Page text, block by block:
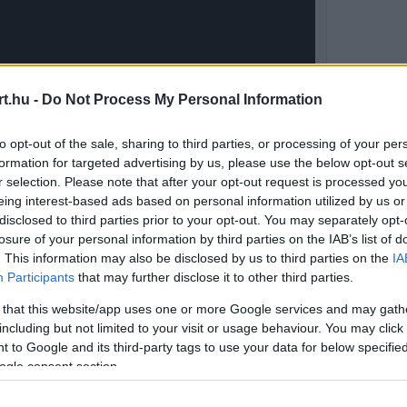
- Do Not Process My Personal Information
opt-out of the sale, sharing to third parties, or processing of your
for targeted advertising by us, please use the below opt-out
selection. Please note that after your opt-out request is processed
interest-based ads based on personal information utilized by us
to third parties prior to your opt-out. You may separately
of your personal information by third parties on the IAB’s list of
This information may also be disclosed by us to third parties on the
Participants that may further disclose it to other third parties.
that this website/app uses one or more Google services and may
but not limited to your visit or usage behaviour. You may
to Google and its third-party tags to use your data for below
consent section.
a posztot, mert 2025-ben több feszült
Adami között, aki korábban a brit
később megerősítette, hogy a mostani